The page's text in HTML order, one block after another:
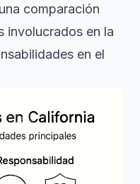
comparación
involucrados en la
en el